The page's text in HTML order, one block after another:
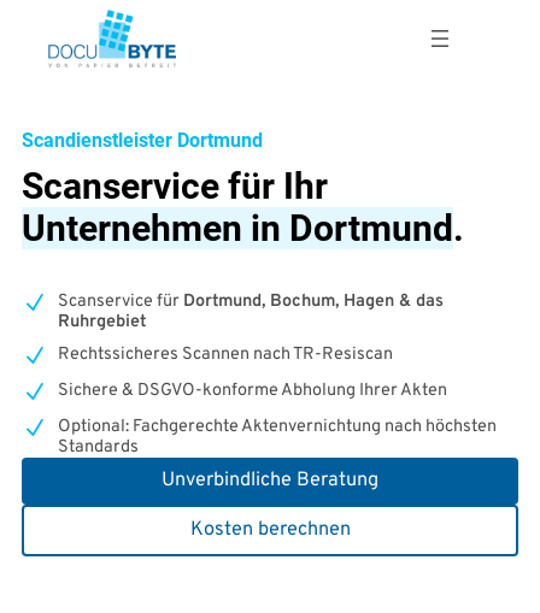
Inhalt
springen
Scandienstleister Dortmund
Scanservice für Ihr
Unternehmen in Dortmund.
Scanservice für Dortmund, Bochum, Hagen & das
Ruhrgebiet
Rechtssicheres Scannen nach TR-Resiscan
Sichere & DSGVO-konforme Abholung Ihrer Akten
Optional: Fachgerechte Aktenvernichtung nach höchsten
Standards
Unverbindliche Beratung
Kosten berechnen